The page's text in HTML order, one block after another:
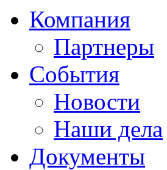
Компания
Партнеры
События
Новости
Наши дела
Документы